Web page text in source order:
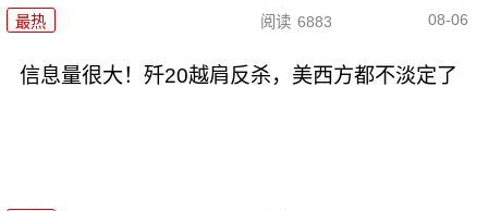
最热 阅读 6883 08-06
信息量很大！歼20越肩反杀，美西方都不淡定了